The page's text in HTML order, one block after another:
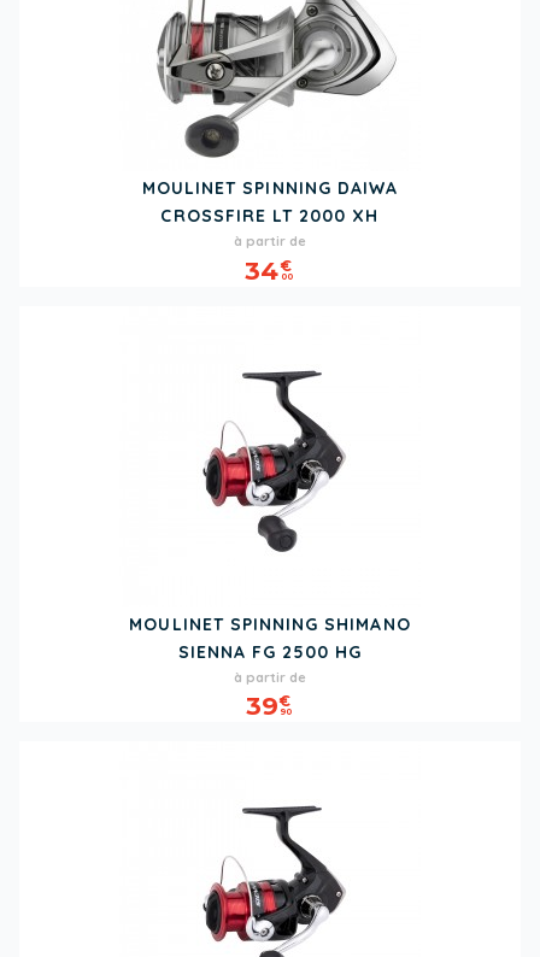
MOULINET SPINNING DAIWA
CROSSFIRE LT 2000 XH
Prix
à partir de
34€
00
MOULINET SPINNING SHIMANO
SIENNA FG 2500 HG
Prix
à partir de
39€
90